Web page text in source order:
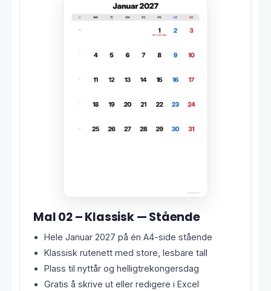
Mal 02 – Klassisk — Stående
Hele Januar 2027 på én A4-side stående
Klassisk rutenett med store, lesbare tall
Plass til nyttår og helligtrekongersdag
Gratis å skrive ut eller redigere i Excel